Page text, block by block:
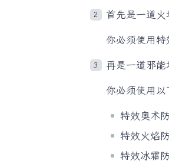
首先是一道火
你必须使用特
再是一道邪能
你必须使用以
特效奥术
特效火焰
特效冰霜